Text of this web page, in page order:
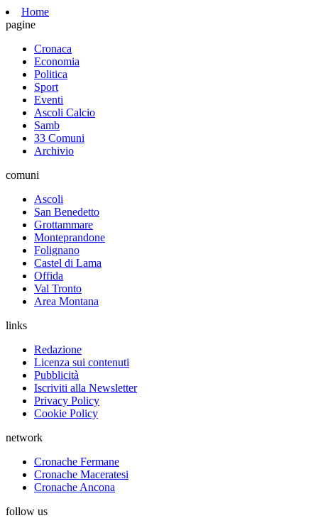
Home
pagine
Cronaca
Economia
Politica
Sport
Eventi
Ascoli Calcio
Samb
33 Comuni
Archivio
comuni
Ascoli
San Benedetto
Grottammare
Monteprandone
Folignano
Castel di Lama
Offida
Val Tronto
Area Montana
links
Redazione
Licenza sui contenuti
Pubblicità
Iscriviti alla Newsletter
Privacy Policy
Cookie Policy
network
Cronache Fermane
Cronache Maceratesi
Cronache Ancona
follow us